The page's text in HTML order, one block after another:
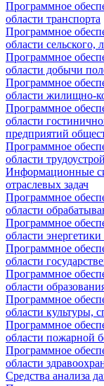
Программное
области транспорта
Программное
области сельского,
Программное
области добычи
Программное
области жилищно-
Программное
области
предприятий
Программное
области
Информационные
отраслевых задач
Программное
области
Программное
области
Программное
области
Программное
области
Программное
области культуры,
Программное
области пожарной
Программное
области
Средства анализа